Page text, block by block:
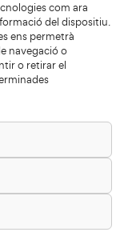
com ara
del dispositiu.
ens permetrà
navegació o
o retirar el